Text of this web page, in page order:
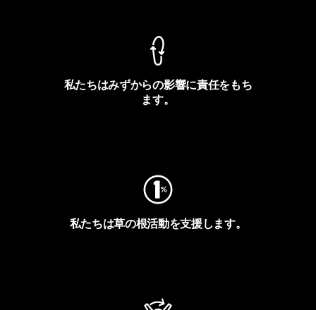
私たちはみずからの影響に責任をもち
ます。
私たちは草の根活動を支援します。